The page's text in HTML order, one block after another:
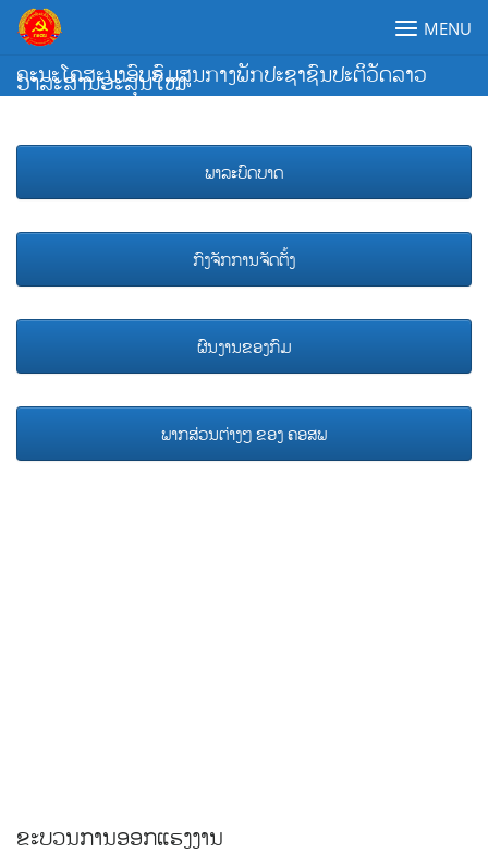
Skip
content
ຄະນະໂຄສະນາອົບຮົມສູນກາງພັກປະຊາຊົນປະຕິວັດລາວ
MENU
ວາລະສານອະລຸນໃໝ່
ພາລະບົດບາດ
ກົງຈັກການຈັດຕັ້ງ
ຜົນງານຂອງກົມ
ພາກສ່ວນຕ່າງໆ ຂອງ ຄອສພ
ຂະບວນການອອກແຮງງານ